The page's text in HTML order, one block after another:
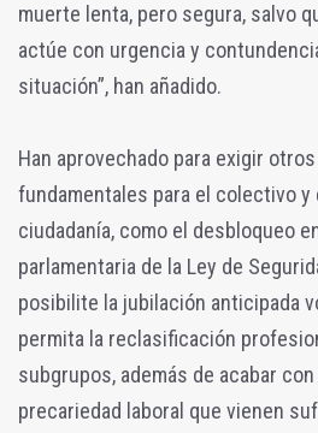
muerte lenta, pero segura, salvo
actúe con urgencia y
situación”, han añadido.
Han aprovechado para exigir
fundamentales para el colectivo y
ciudadanía, como el desbloqueo
parlamentaria de la Ley de
posibilite la jubilación anticipada
permita la reclasificación
subgrupos, además de acabar
precariedad laboral que vienen